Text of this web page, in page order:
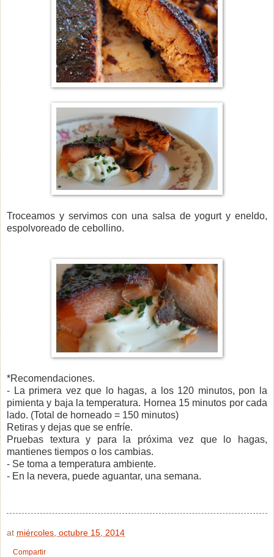
Troceamos y servimos con una salsa de yogurt y eneldo,
espolvoreado de cebollino.
*Recomendaciones.
- La primera vez que lo hagas, a los 120 minutos, pon la
pimienta y baja la temperatura. Hornea 15 minutos por cada
lado. (Total de horneado = 150 minutos)
Retiras y dejas que se enfríe.
Pruebas textura y para la próxima vez que lo hagas,
mantienes tiempos o los cambias.
- Se toma a temperatura ambiente.
- En la nevera, puede aguantar, una semana.
at miércoles, octubre 15, 2014
Compartir